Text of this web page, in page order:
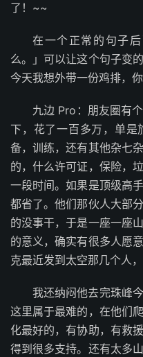
了！~~
在一个正常的句子
么。」可以让这个句子变
今天我想外带一份鸡排，
九边 Pro：朋友圈有
下，花了一百多万，单
备，训练，还有其他杂七
的，什么许可证，保险，
一段时间。如果是顶级高
都省了。他们那伙人大部
的没事干，于是一座一座
的意义，确实有很多人愿
克最近发到太空那几个人
我还纳闷他去完珠峰
这里属于最难的，在他们
化最好的，有协助，有救
得到很多支持。还有太多